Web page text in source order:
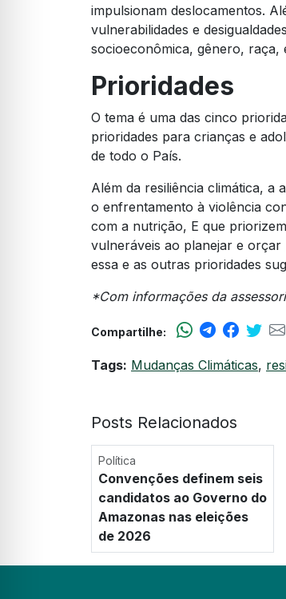
impulsionam deslocamentos.
vulnerabilidades e
socioeconômica, gênero, raça,
Prioridades
O tema é uma das cinco
prioridades para crianças e
de todo o País.
Além da resiliência climática, a
o enfrentamento à violência
com a nutrição, E que
vulneráveis ao planejar e orçar
essa e as outras prioridades
*Com informações da
Compartilhe:
Tags: Mudanças Climáticas,
Posts Relacionados
Política
Convenções definem seis
candidatos ao Governo do
Amazonas nas eleições
de 2026